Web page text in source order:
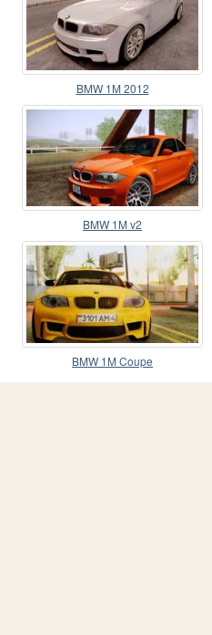
BMW 1M 2012
BMW 1M v2
BMW 1M Coupe